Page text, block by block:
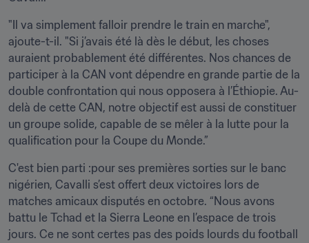
"Il va simplement falloir prendre le train en marche",
ajoute-t-il. "Si j’avais été là dès le début, les choses
auraient probablement été différentes. Nos chances de
participer à la CAN vont dépendre en grande partie de la
double confrontation qui nous opposera à l’Éthiopie. Au-
delà de cette CAN, notre objectif est aussi de constituer
un groupe solide, capable de se mêler à la lutte pour la
qualification pour la Coupe du Monde.”
C'est bien parti :pour ses premières sorties sur le banc
nigérien, Cavalli s’est offert deux victoires lors de
matches amicaux disputés en octobre. “Nous avons
battu le Tchad et la Sierra Leone en l’espace de trois
jours. Ce ne sont certes pas des poids lourds du football